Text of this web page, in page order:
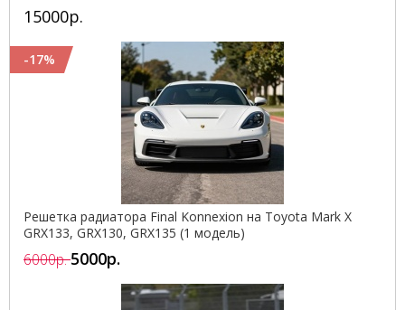
15000р.
-17%
Решетка радиатора Final Konnexion на Toyota Mark X
GRX133, GRX130, GRX135 (1 модель)
6000р.5000р.